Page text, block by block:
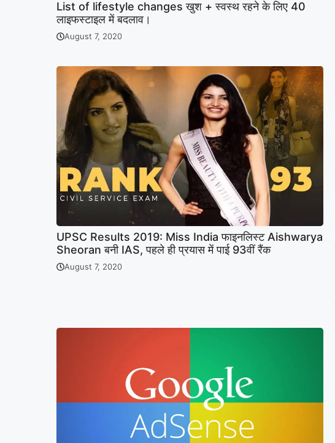
List of lifestyle changes खुश + स्वस्थ रहने के लिए 40
लाइफस्टाइल में बदलाव।
August 7, 2020
UPSC Results 2019: Miss India फाइनलिस्ट Aishwarya
Sheoran बनी IAS, पहले ही प्रयास में पाई 93वीं रैंक
August 7, 2020